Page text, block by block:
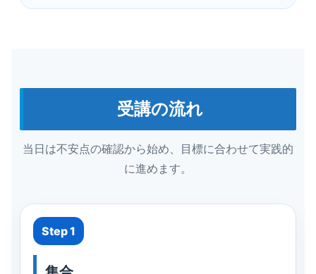
受講の流れ
当日は不安点の確認から始め、目標に合わせて実践的
に進めます。
Step 1